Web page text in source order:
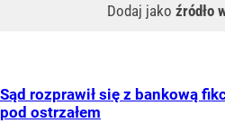
Dodaj jako źródło
Sąd rozprawił się z bankową
pod ostrzałem